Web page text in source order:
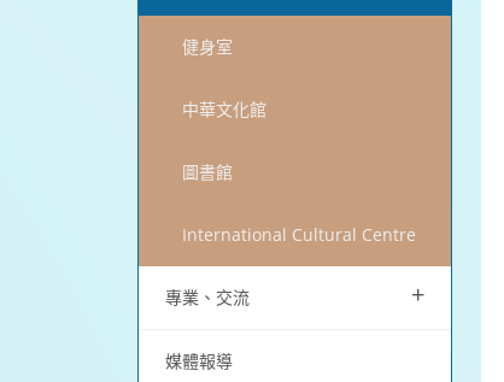
健身室
中華文化館
圖書館
International Cultural Centre
專業、交流 +
媒體報導